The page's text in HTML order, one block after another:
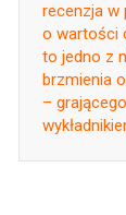
recenzja w
o wartości
to jedno z
brzmienia
–